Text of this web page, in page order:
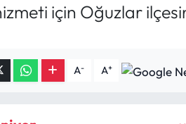
için Oğuzlar
A- A+